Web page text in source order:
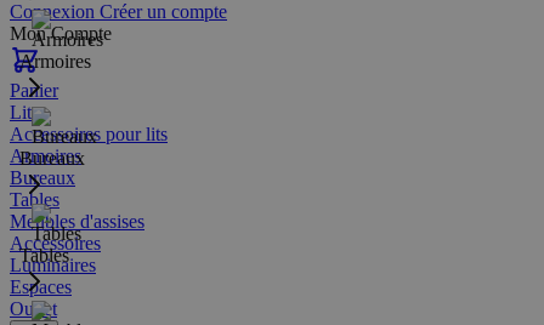
Connexion Créer un compte
Mon Compte
Panier
Armoires
Bureaux
Tables
Lits
Accessoires pour lits
Armoires
Bureaux
Tables
Meubles d'assises
Accessoires
Luminaires
Espaces
Outlet